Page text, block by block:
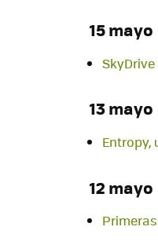
15 mayo
13 mayo
Entropy,
12 mayo